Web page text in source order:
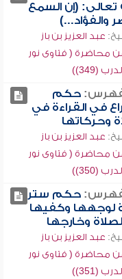
تعالى: (إن السمع
والفؤاد...)
عبد العزيز بن باز
محاضرة ( فتاوى نور
(349))
حكم
في القراءة في
وحركاتها
عبد العزيز بن باز
محاضرة ( فتاوى نور
(350))
حكم ستر
لوجهها وكفيها
وخارجها
عبد العزيز بن باز
محاضرة ( فتاوى نور
(351))